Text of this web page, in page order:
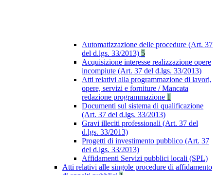
Automatizzazione delle procedure (Art. 37
del d.lgs. 33/2013) 5
Acquisizione interesse realizzazione opere
incompiute (Art. 37 del d.lgs. 33/2013)
Atti relativi alla programmazione di lavori,
opere, servizi e forniture / Mancata
redazione programmazione 1
Documenti sul sistema di qualificazione
(Art. 37 del d.lgs. 33/2013)
Gravi illeciti professionali (Art. 37 del
d.lgs. 33/2013)
Progetti di investimento pubblico (Art. 37
del d.lgs. 33/2013)
Affidamenti Servizi pubblici locali (SPL)
Atti relativi alle singole procedure di affidamento